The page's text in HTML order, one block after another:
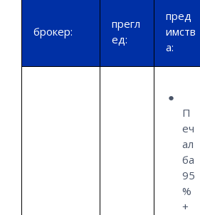
брокер:
прегл
ед:
пред
имств
а:
П
еч
ал
ба
95
%
+